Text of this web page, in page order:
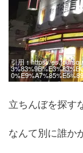
引用：https://
立ちんぼを探す
なんて別に誰か